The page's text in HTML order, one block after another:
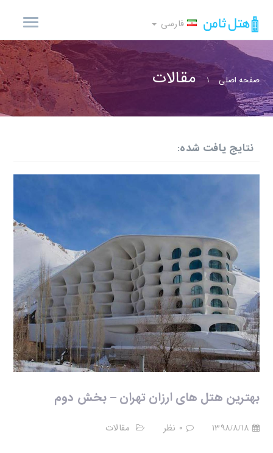
فارسی
صفحه اصلی مقالات
نتایج یافت شده:
بهترین هتل های ارزان تهران – بخش دوم
۱۳۹۸/۸/۱۸ ۰ نظر مقالات